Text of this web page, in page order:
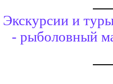
Экскурсии и
- рыболовный